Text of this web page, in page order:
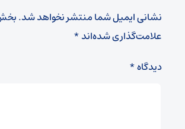
نشانی ایمیل شما منتشر نخواهد شد.
علامت‌گذاری شده‌اند*
دیدگاه*